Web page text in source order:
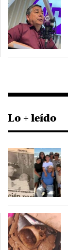
Lo + leído